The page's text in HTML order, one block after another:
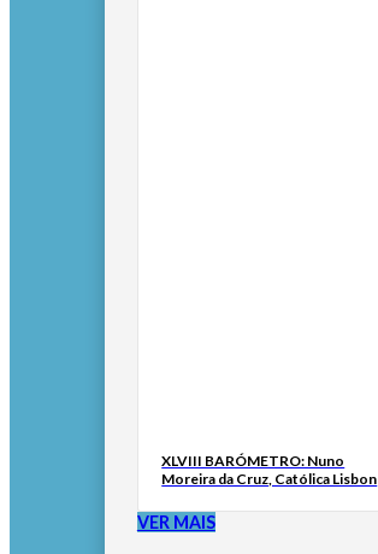
XLVIII BARÓMETRO: Nuno
Moreira da Cruz, Católica Lisbon
VER MAIS